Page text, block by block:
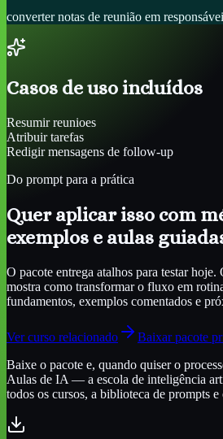
converter notas de reunião em
Casos de uso incluídos
Resumir reunioes
Atribuir tarefas
Redigir mensagens de follow-up
Do prompt para a prática
Quer aplicar isso com
exemplos e aulas
O pacote entrega atalhos para testar
mostra como transformar o fluxo em
fundamentos, exemplos comentados e
Ver curso relacionado
Baixar pacote
Baixe o pacote e, quando quiser o
Aulas de IA — a escola de inteligência
todos os cursos, a biblioteca de prompts